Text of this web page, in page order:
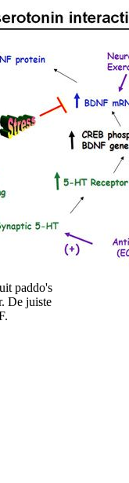
paddo's
De juiste